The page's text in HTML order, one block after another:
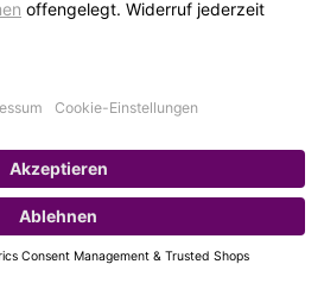
Eventeinladungen und
Laufenden und abonnieren Sie